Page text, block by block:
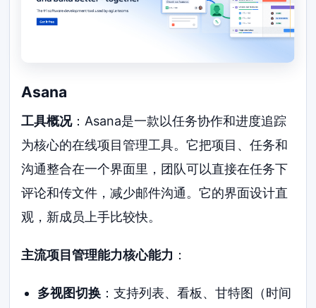
Asana
工具概况：Asana是一款以任务协作和进度追踪
为核心的在线项目管理工具。它把项目、任务和
沟通整合在一个界面里，团队可以直接在任务下
评论和传文件，减少邮件沟通。它的界面设计直
观，新成员上手比较快。
主流项目管理能力核心能力 ：
多视图切换：支持列表、看板、甘特图（时间